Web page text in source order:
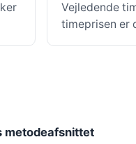
Vejledende
timeprisen er
metodeafsnittet